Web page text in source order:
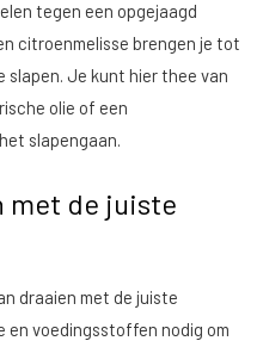
tegen een opgejaagd
citroenmelisse brengen je tot
slapen. Je kunt hier thee van
olie of een
slapengaan.
met de juiste
draaien met de juiste
en voedingsstoffen nodig om